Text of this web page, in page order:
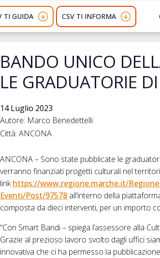
TI GUIDA CSV TI INFORMA
BANDO UNICO
LE GRADUATORIE
14 Luglio 2023
Autore: Marco Benedettelli
Città: ANCONA
ANCONA – Sono state pubblicate le
verranno finanziati progetti culturali nel
linkhttps://www.regione.marche.it/
Eventi/Post/97578 all’interno della
composta da dieci interventi, per un importo
“Con Smart Bandi – spiega l’assessore alla
Grazie al prezioso lavoro svolto dagli uffici
innovativa che ci ha permesso la